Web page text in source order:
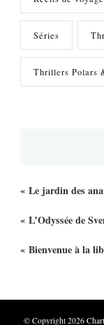
Séries
Thrillers Polars
« Le jardin des
« L’Odyssée de
« Bienvenue à la
© Copyright 2026